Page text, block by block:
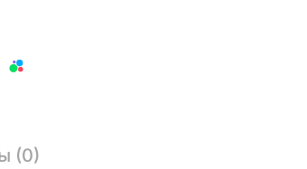
(0)